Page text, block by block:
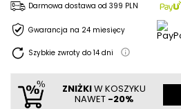
Darmowa dostawa od 399 PLN
Gwarancja na 24 miesięcy
Szybkie zwroty do 14 dni
ZNIŻKIW KOSZYKU
NAWET -20%